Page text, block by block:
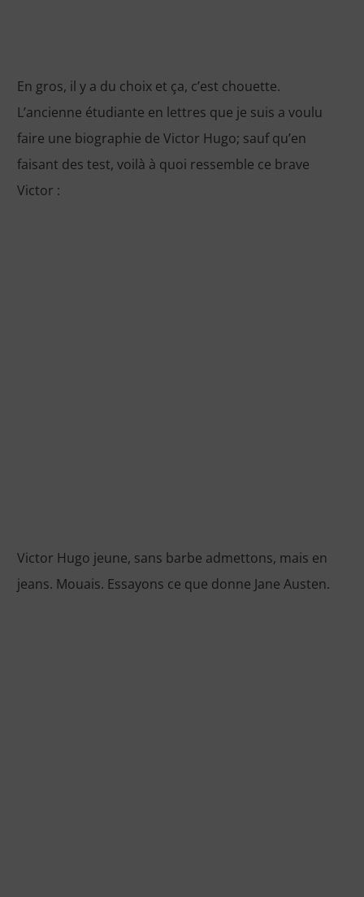
En gros, il y a du choix et ça, c’est chouette.
L’ancienne étudiante en lettres que je suis a voulu
faire une biographie de Victor Hugo; sauf qu’en
faisant des test, voilà à quoi ressemble ce brave
Victor :
Victor Hugo jeune, sans barbe admettons, mais en
jeans. Mouais. Essayons ce que donne Jane Austen.